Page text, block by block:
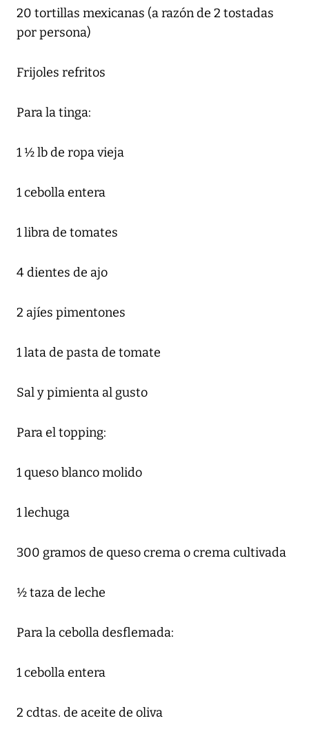
20 tortillas mexicanas (a razón de 2 tostadas
por persona)
Frijoles refritos
Para la tinga:
1 ½ lb de ropa vieja
1 cebolla entera
1 libra de tomates
4 dientes de ajo
2 ajíes pimentones
1 lata de pasta de tomate
Sal y pimienta al gusto
Para el topping:
1 queso blanco molido
1 lechuga
300 gramos de queso crema o crema cultivada
½ taza de leche
Para la cebolla desflemada:
1 cebolla entera
2 cdtas. de aceite de oliva